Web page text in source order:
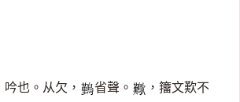
吟也。从欠， 𪅀 省聲。 𣥁
，籒文歎不